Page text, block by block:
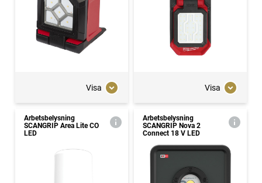
Visa Visa
Arbetsbelysning
SCANGRIP Area Lite CO
LED
Arbetsbelysning
SCANGRIP Nova 2
Connect 18 V LED